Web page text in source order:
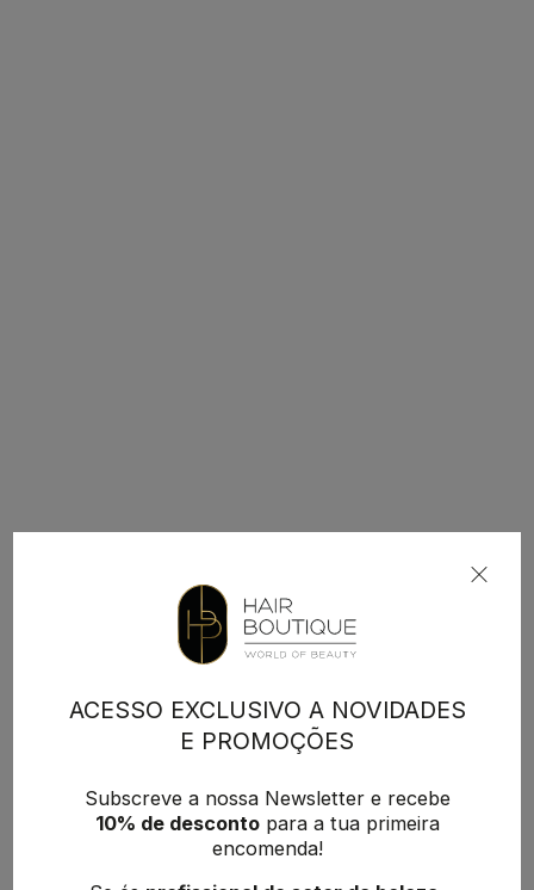
ACESSO EXCLUSIVO A NOVIDADES
E PROMOÇÕES
Subscreve a nossa Newsletter e recebe
10% de descontopara a tua primeira
encomenda!